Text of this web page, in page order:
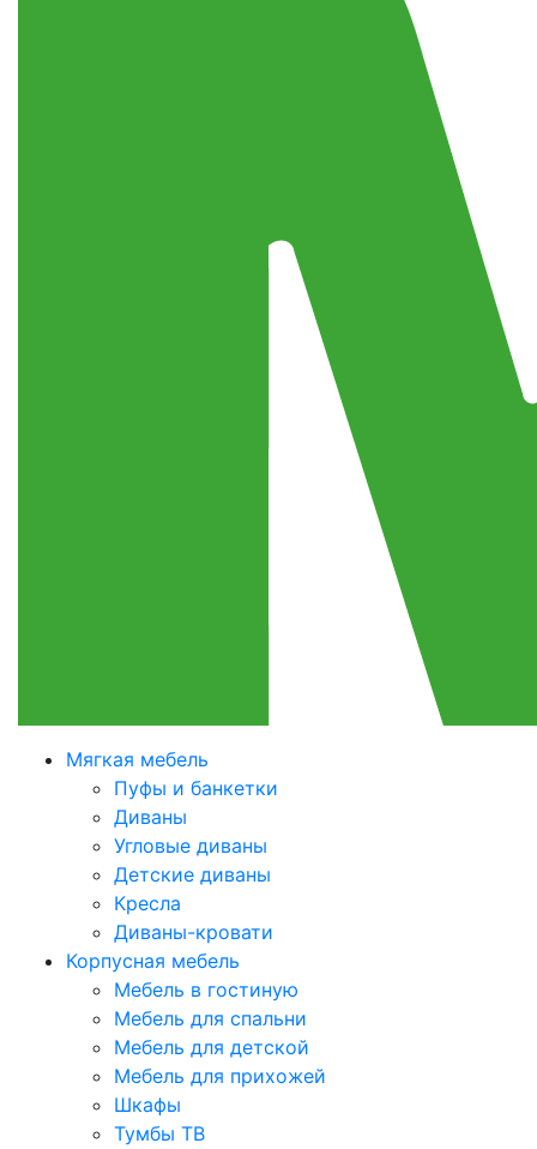
Мягкая мебель
Пуфы и банкетки
Диваны
Угловые диваны
Детские диваны
Кресла
Диваны-кровати
Корпусная мебель
Мебель в гостиную
Мебель для спальни
Мебель для детской
Мебель для прихожей
Шкафы
Тумбы ТВ